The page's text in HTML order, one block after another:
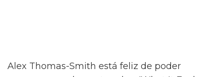
Alex Thomas-Smith está feliz de poder